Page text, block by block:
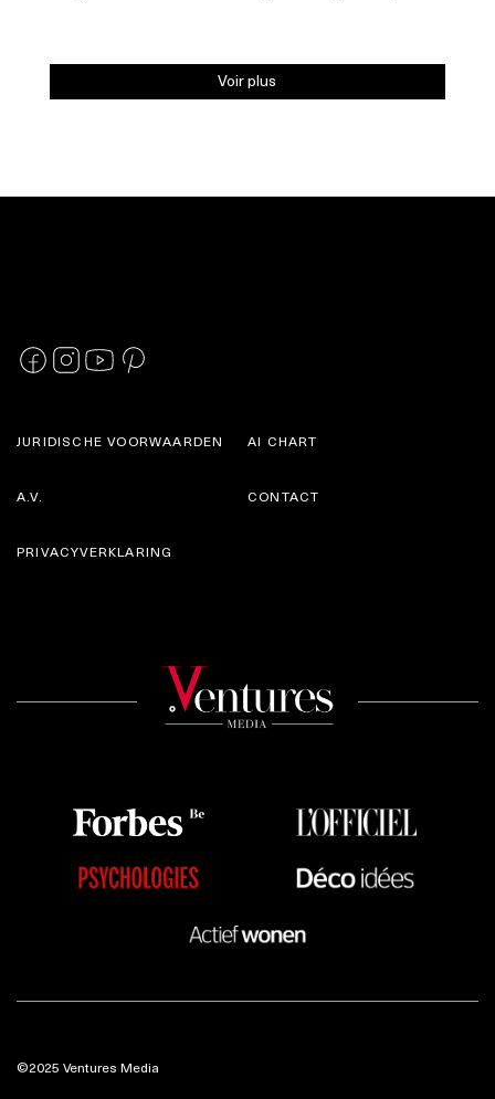
Voir plus
JURIDISCHE VOORWAARDEN
A.V.
AI CHART
CONTACT
PRIVACYVERKLARING
©2025 Ventures Media